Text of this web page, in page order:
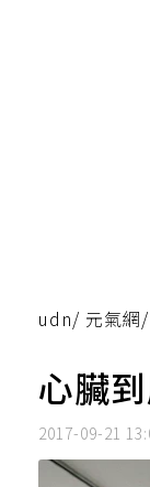
udn/ 元氣網/
心臟
2017-09-21